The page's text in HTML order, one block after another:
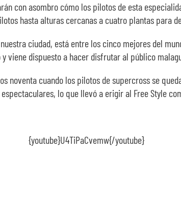
con asombro cómo los pilotos de esta
hasta alturas cercanas a cuatro plantas para
ciudad, está entre los cinco mejores del
viene dispuesto a hacer disfrutar al público
noventa cuando los pilotos de supercross se
lo que llevó a erigir al Free Style
{youtube}U4TiPaCvemw{/youtube}